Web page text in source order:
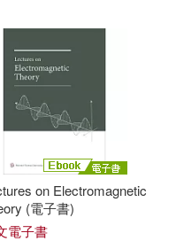
on Electromagnetic
(電子書)
電子書